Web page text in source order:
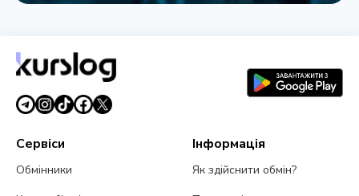
Bitcoin застряг на $64 000 попри рекорди S&P
500
5 серпня 2026 р.
Сервіси
Обмінники
Інформація
Як здійснити обмін?